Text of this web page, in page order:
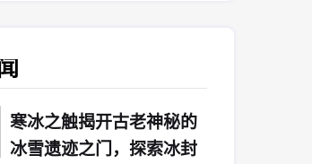
寒冰之触揭开古老神秘的
冰雪遗迹之门，探索冰封